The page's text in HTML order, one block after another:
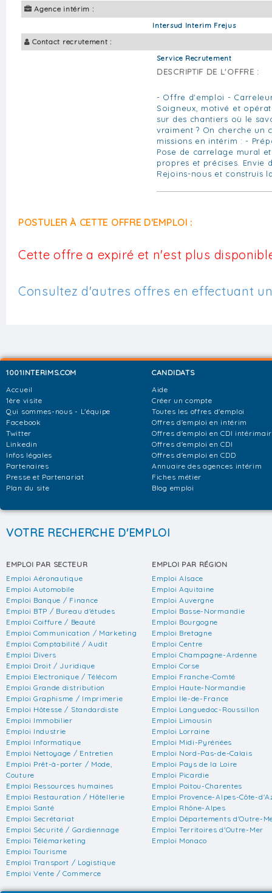
Agence intérim :
Intersud Interim Frejus
Contact recrutement :
Service Recrutement
DESCRIPTIF DE L'OFFRE :
- Offre d'emploi -
Soigneux, motivé et
sur des chantiers où le
vraiment ? On cherche un
missions en intérim : -
Pose de carrelage mural
propres et précises. Envie
Rejoins-nous et construis
POSTULER À CETTE OFFRE D'EMPLOI :
Cette offre a expiré et n'est plus
Consultez d'autres offres en effectuant
1001INTERIMS.COM
Accueil
1ère visite
Qui sommes-nous - L'équipe
Facebook
Twitter
Linkedin
Infos légales
Partenaires
Presse et Partenariat
Plan du site
CANDIDATS
Aide
Créer un compte
Toutes les offres d'emploi
Offres d'emploi en intérim
Offres d'emploi en CDI
Offres d'emploi en CDI
Offres d'emploi en CDD
Annuaire des agences intérim
Fiches métier
Blog emploi
VOTRE RECHERCHE D'EMPLOI
EMPLOI PAR SECTEUR
Emploi Aéronautique
Emploi Automobile
Emploi Banque / Finance
Emploi BTP / Bureau d'études
Emploi Coiffure / Beauté
Emploi Communication / Marketing
Emploi Comptabilité / Audit
Emploi Divers
Emploi Droit / Juridique
Emploi Electronique / Télécom
Emploi Grande distribution
Emploi Graphisme / Imprimerie
Emploi Hôtesse / Standardiste
Emploi Immobilier
Emploi Industrie
Emploi Informatique
Emploi Nettoyage / Entretien
Emploi Prêt-à-porter / Mode,
Couture
Emploi Ressources humaines
Emploi Restauration / Hôtellerie
Emploi Santé
Emploi Secrétariat
Emploi Sécurité / Gardiennage
Emploi Télémarketing
Emploi Tourisme
Emploi Transport / Logistique
Emploi Vente / Commerce
EMPLOI PAR RÉGION
Emploi Alsace
Emploi Aquitaine
Emploi Auvergne
Emploi Basse-Normandie
Emploi Bourgogne
Emploi Bretagne
Emploi Centre
Emploi Champagne-Ardenne
Emploi Corse
Emploi Franche-Comté
Emploi Haute-Normandie
Emploi Ile-de-France
Emploi Languedoc-Roussillon
Emploi Limousin
Emploi Lorraine
Emploi Midi-Pyrénées
Emploi Nord-Pas-de-Calais
Emploi Pays de la Loire
Emploi Picardie
Emploi Poitou-Charentes
Emploi Provence-Alpes-Côte-
Emploi Rhône-Alpes
Emploi Départements d'Outre-
Emploi Territoires d'Outre-Mer
Emploi Monaco